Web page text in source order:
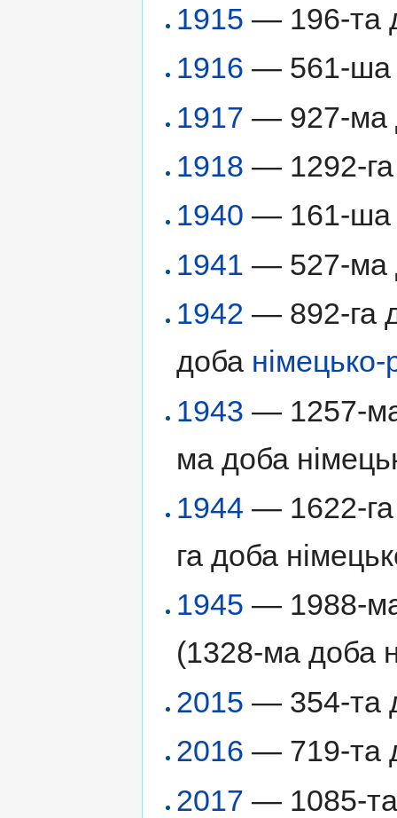
1915 — 196-та
1916 — 561-ша
1917 — 927-ма
1918 — 1292-га
1940 — 161-ша
1941 — 527-ма
1942 — 892-га
доба німецько-
1943 — 1257-ма
ма доба
1944 — 1622-га
га доба
1945 — 1988-ма
(1328-ма доба
2015 — 354-та
2016 — 719-та
2017 — 1085-та